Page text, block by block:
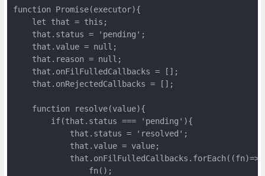
function Promise(executor){
    let that = this;
    that.status = 'pending';
    that.value = null;
    that.reason = null;
    that.onFilFulledCallbacks = [];
    that.onRejectedCallbacks = [];
    function resolve(value){
        if(that.status === 'pending'){
            that.status = 'resolved';
            that.value = value;
            that.onFilFulledCallbacks.forEach((fn)=>{
                fn();